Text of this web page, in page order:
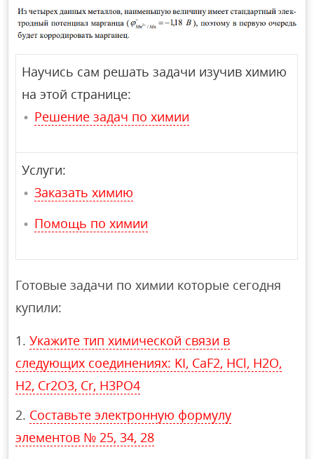
Научись сам решать задачи изучив химию
на этой странице:
Решение задач по химии
Услуги:
Заказать химию
Помощь по химии
Готовые задачи по химии которые сегодня
купили:
Укажите тип химической связи в
следующих соединениях: KI, CaF2, HCl, H2O,
H2, Cr2O3, Cr, H3PO4
Составьте электронную формулу
элементов № 25, 34, 28